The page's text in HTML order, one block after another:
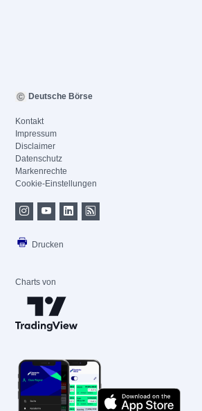
Deutsche Börse
Kontakt
Impressum
Disclaimer
Datenschutz
Markenrechte
Cookie-Einstellungen
Drucken
Charts von